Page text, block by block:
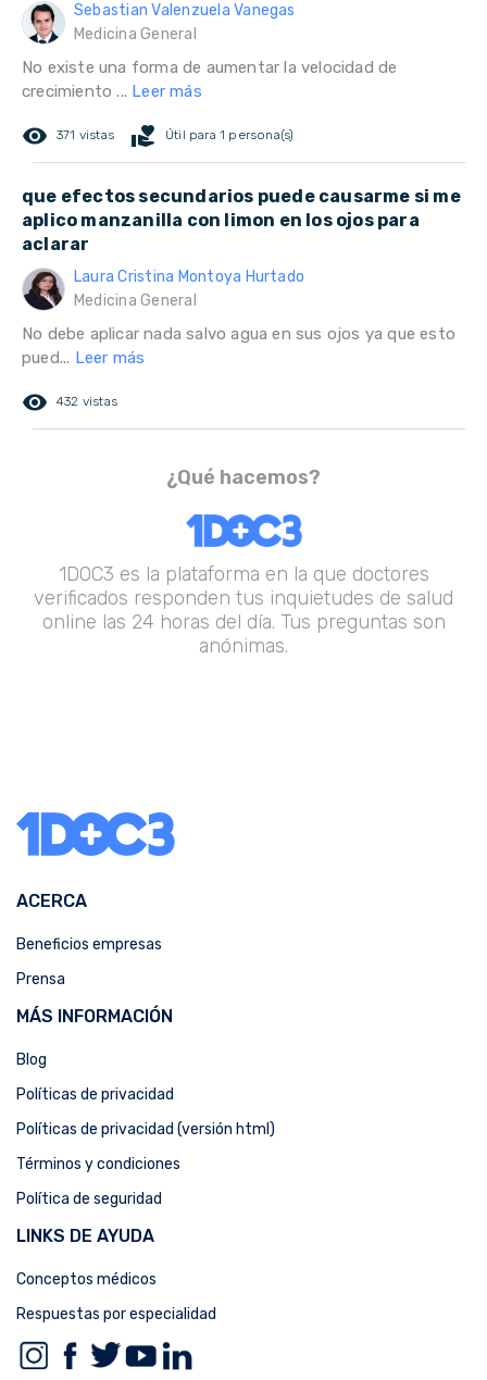
Sebastian Valenzuela Vanegas
Medicina General
No existe una forma de aumentar la velocidad de
crecimiento ... Leer más
remove_red_eye 371 vistas volunteer_activism Útil para 1 persona(s)
que efectos secundarios puede causarme si me
aplico manzanilla con limon en los ojos para
aclarar
Laura Cristina Montoya Hurtado
Medicina General
No debe aplicar nada salvo agua en sus ojos ya que esto
pued... Leer más
remove_red_eye 432 vistas
¿Qué hacemos?
1DOC3 es la plataforma en la que doctores
verificados responden tus inquietudes de salud
online las 24 horas del día. Tus preguntas son
anónimas.
ACERCA
Beneficios empresas
Prensa
MÁS INFORMACIÓN
Blog
Políticas de privacidad
Políticas de privacidad (versión html)
Términos y condiciones
Política de seguridad
LINKS DE AYUDA
Conceptos médicos
Respuestas por especialidad